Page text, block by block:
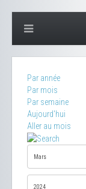
Par année
Par mois
Par semaine
Aujourd'hui
Aller au mois